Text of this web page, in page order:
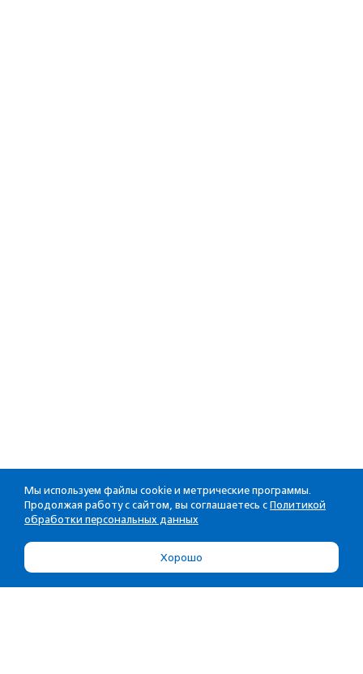
Мы используем файлы cookie и метрические программы.
Продолжая работу с сайтом, вы соглашаетесь с Политикой
обработки персональных данных
Хорошо